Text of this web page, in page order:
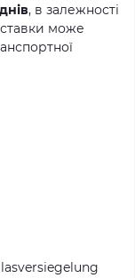
, в залежності
може